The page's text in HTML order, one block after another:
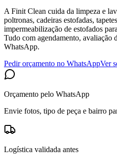
A Finit Clean cuida da limpeza e
poltronas, cadeiras estofadas,
impermeabilização de estofados
Tudo com agendamento, avaliação
WhatsApp.
Pedir orçamento no WhatsAppVer
Orçamento pelo WhatsApp
Envie fotos, tipo de peça e bairro
Logística validada antes